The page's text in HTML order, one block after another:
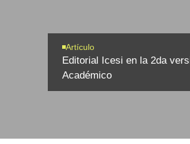
Artículo
Editorial Icesi en la 2da
Académico